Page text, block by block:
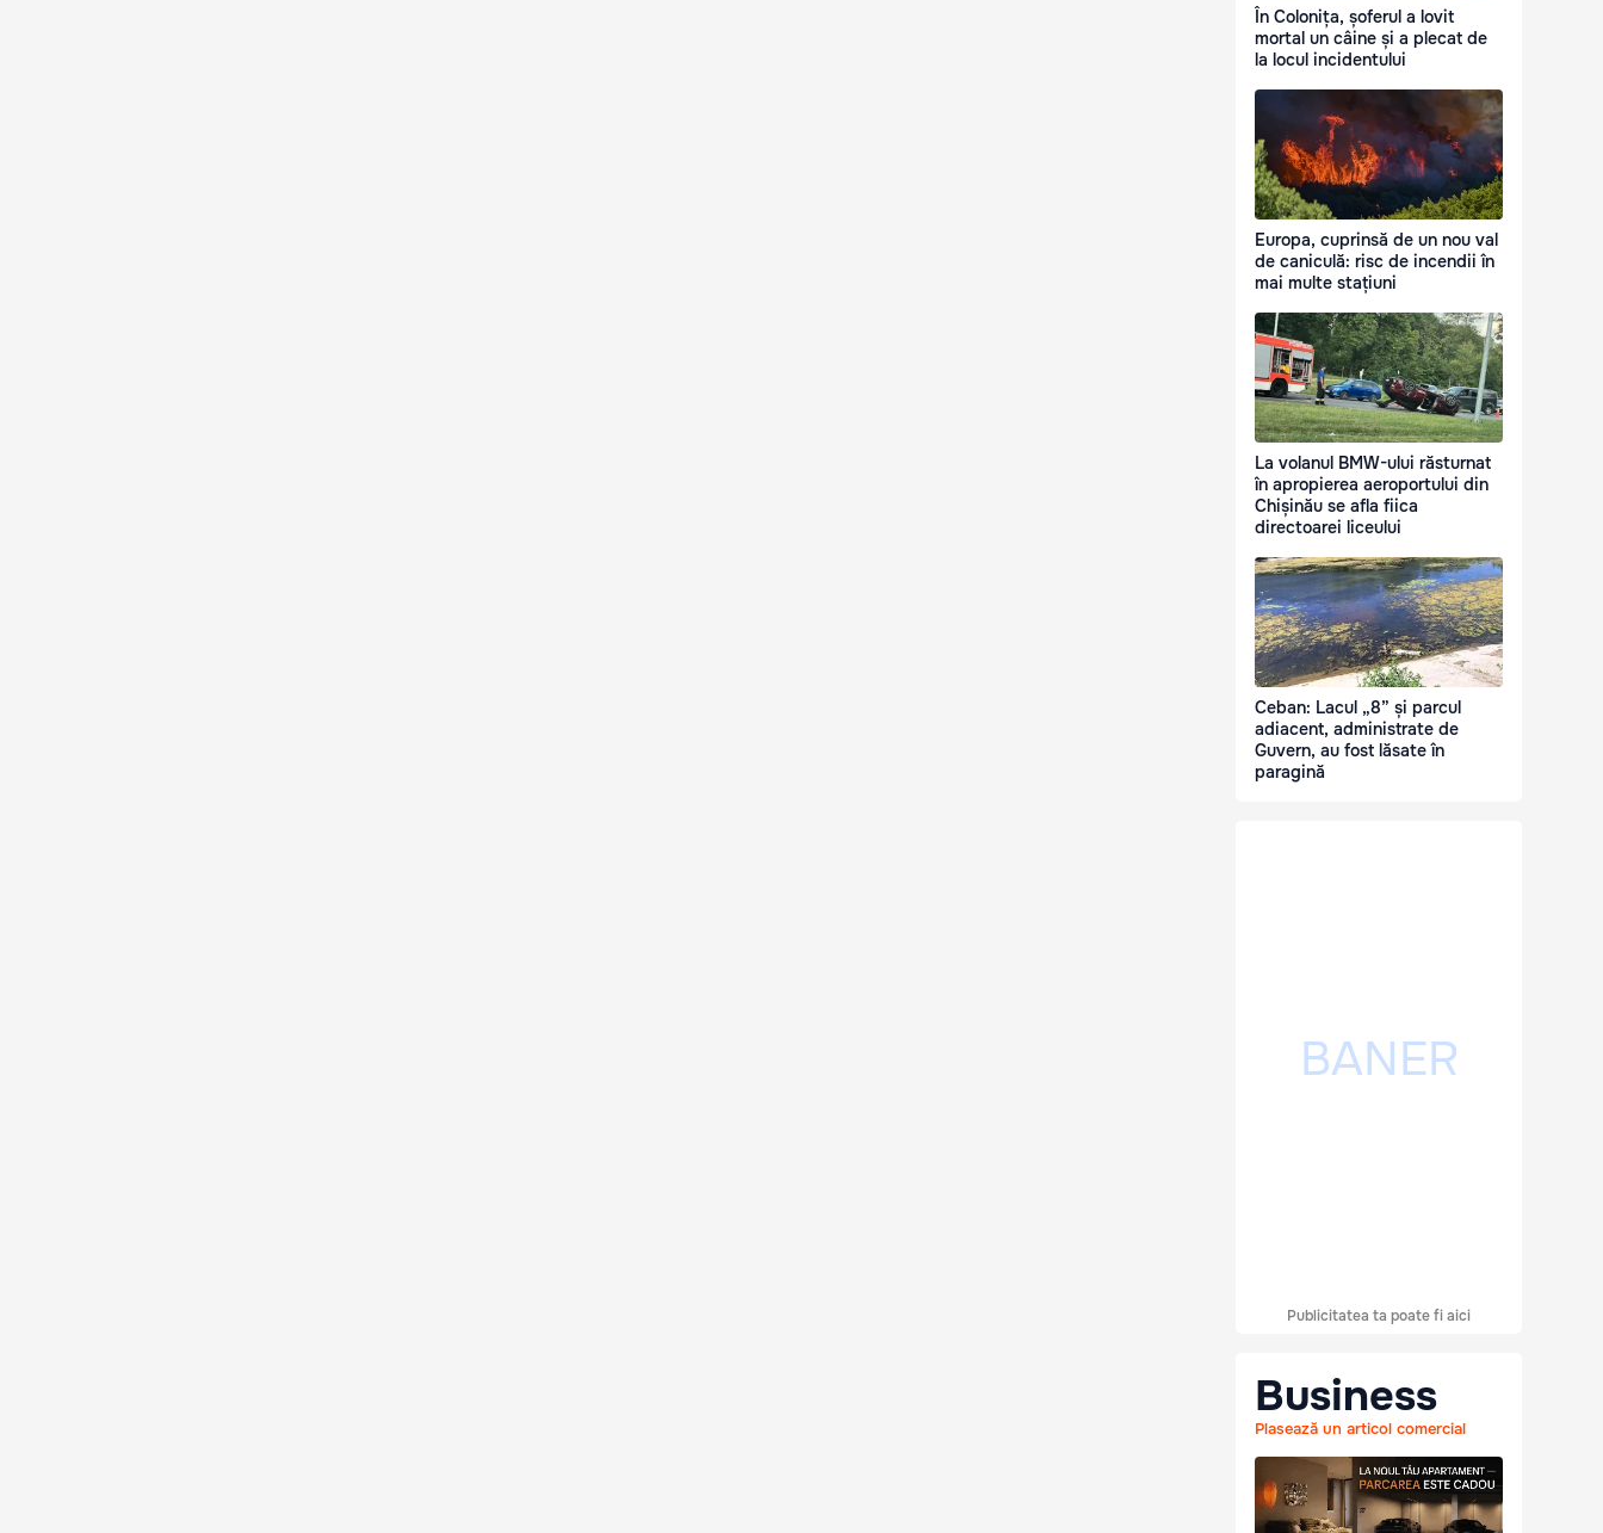
În Colonița, șoferul a lovit
mortal un câine și a plecat de
la locul incidentului
Europa, cuprinsă de un nou val
de caniculă: risc de incendii în
mai multe stațiuni
La volanul BMW-ului răsturnat
în apropierea aeroportului din
Chișinău se afla fiica
directoarei liceului
Ceban: Lacul „8” și parcul
adiacent, administrate de
Guvern, au fost lăsate în
paragină
Publicitatea ta poate fi aici
Business
Plasează un articol comercial